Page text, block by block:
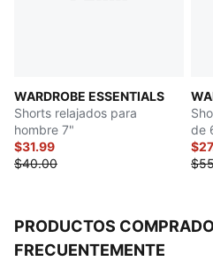
WARDROBE ESSENTIALS
Shorts relajados para
hombre 7"
$31.99
$40.00
de
PRODUCTOS
FRECUENTEMENTE